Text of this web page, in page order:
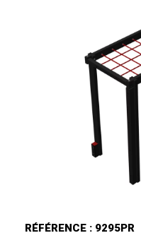
RÉFÉRENCE : 9295PR